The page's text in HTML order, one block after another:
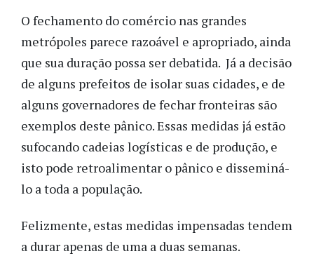
O fechamento do comércio nas grandes
metrópoles parece razoável e apropriado, ainda
que sua duração possa ser debatida. Já a decisão
de alguns prefeitos de isolar suas cidades, e de
alguns governadores de fechar fronteiras são
exemplos deste pânico. Essas medidas já estão
sufocando cadeias logísticas e de produção, e
isto pode retroalimentar o pânico e disseminá-
lo a toda a população.
Felizmente, estas medidas impensadas tendem
a durar apenas de uma a duas semanas.